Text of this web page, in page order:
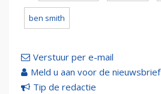
ben smith
Verstuur per e-mail
Meld u aan voor de nieuwsbrief
Tip de redactie